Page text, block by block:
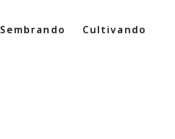
Sembrando Cultivando